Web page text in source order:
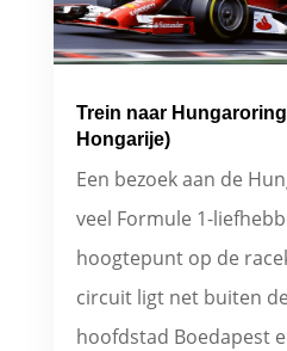
Trein naar
Hongarije)
Een bezoek aan de
veel Formule 1-
hoogtepunt op de
circuit ligt net buiten
hoofdstad Boedapest